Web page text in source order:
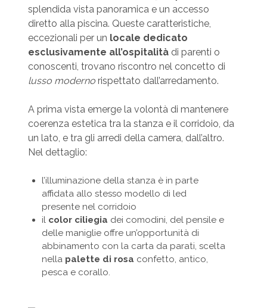
splendida vista panoramica e un accesso
diretto alla piscina. Queste caratteristiche,
eccezionali per un locale dedicato
esclusivamente all’ospitalitàdi parenti o
conoscenti, trovano riscontro nel concetto di
lusso modernorispettato dall’arredamento.
A prima vista emerge la volontà di mantenere
coerenza estetica tra la stanza e il corridoio, da
un lato, e tra gli arredi della camera, dall’altro.
Nel dettaglio:
l’illuminazione della stanza è in parte
affidata allo stesso modello di led
presente nel corridoio
il color ciliegia dei comodini, del pensile e
delle maniglie offre un’opportunità di
abbinamento con la carta da parati, scelta
nella palette di rosa confetto, antico,
pesca e corallo.